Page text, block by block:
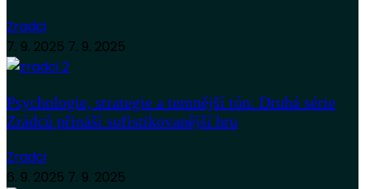
Zradci
7. 9. 2025 7. 9. 2025
Psychologie, strategie a temnější tón: Druhá série
Zrádců přináší sofistikovanější hru
Zradci
6. 9. 2025 7. 9. 2025